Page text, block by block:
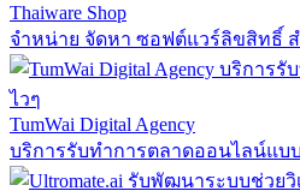
Thaiware Shop
จำหน่าย จัดหา ซอฟต์แวร์ลิขสิทธิ์
TumWai Digital Agency
บริการรับทำการตลาดออนไลน์แบ